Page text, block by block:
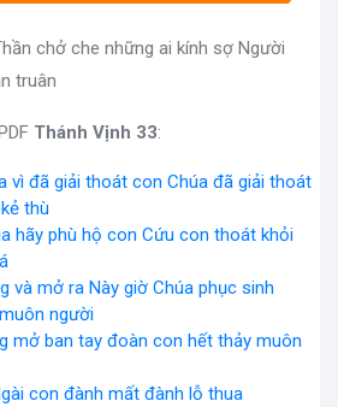
chở che những ai kính sợ Người
truân
Thánh Vịnh 33:
vì đã giải thoát con Chúa đã giải thoát
thù
hãy phù hộ con Cứu con thoát khỏi
và mở ra Này giờ Chúa phục sinh
người
mở ban tay đoàn con hết thảy muôn
con đành mất đành lỗ thua